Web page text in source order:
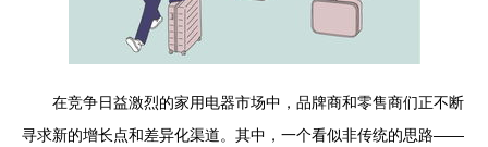
在竞争日益激烈的家用电器市场中，品牌商和零售商们正不断
寻求新的增长点和差异化渠道。其中，一个看似非传统的思路——